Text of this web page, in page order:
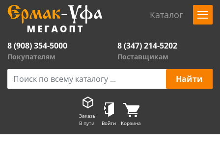
Каталог
8 (908) 354-5000
Покупателям
8 (347) 214-5202
Поставщикам
Заказы
В пути
Войти Корзина